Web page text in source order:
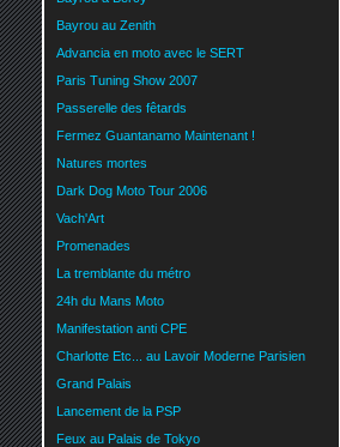
Bayrou au Zenith
Advancia en moto avec le SERT
Paris Tuning Show 2007
Passerelle des fêtards
Fermez Guantanamo Maintenant !
Natures mortes
Dark Dog Moto Tour 2006
Vach'Art
Promenades
La tremblante du métro
24h du Mans Moto
Manifestation anti CPE
Charlotte Etc... au Lavoir Moderne Parisien
Grand Palais
Lancement de la PSP
Feux au Palais de Tokyo